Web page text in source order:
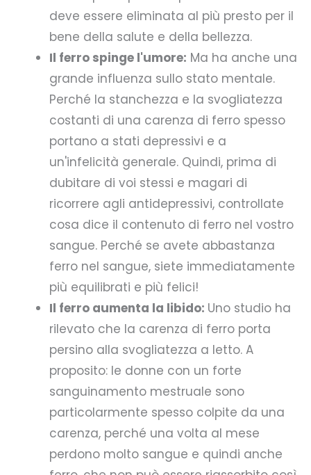
deve essere eliminata al più presto per il
bene della salute e della bellezza.
Il ferro spinge l'umore: Ma ha anche una
grande influenza sullo stato mentale.
Perché la stanchezza e la svogliatezza
costanti di una carenza di ferro spesso
portano a stati depressivi e a
un'infelicità generale. Quindi, prima di
dubitare di voi stessi e magari di
ricorrere agli antidepressivi, controllate
cosa dice il contenuto di ferro nel vostro
sangue. Perché se avete abbastanza
ferro nel sangue, siete immediatamente
più equilibrati e più felici!
Il ferro aumenta la libido: Uno studio ha
rilevato che la carenza di ferro porta
persino alla svogliatezza a letto. A
proposito: le donne con un forte
sanguinamento mestruale sono
particolarmente spesso colpite da una
carenza, perché una volta al mese
perdono molto sangue e quindi anche